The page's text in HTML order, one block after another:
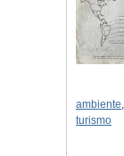
ambiente,
turismo